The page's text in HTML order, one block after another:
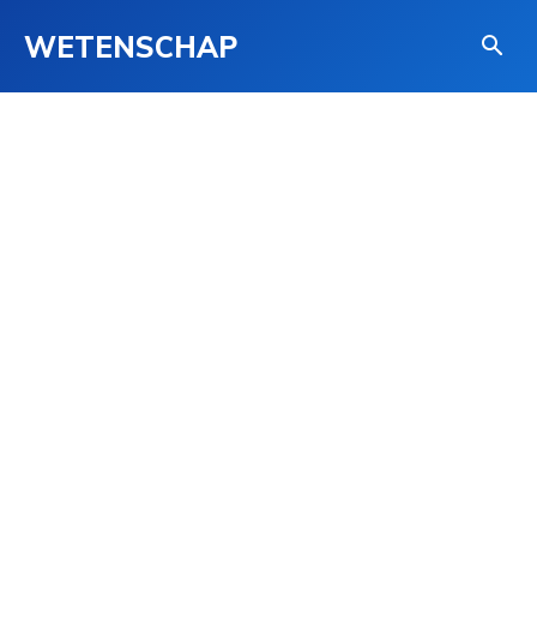
WETENSCHAP